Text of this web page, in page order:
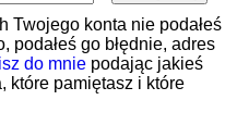
Twojego konta nie podałeś
podałeś go błędnie, adres
do mnie podając jakieś
które pamiętasz i które